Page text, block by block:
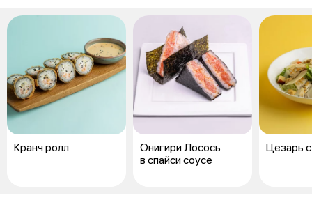
Кранч ролл
Онигири Лосось
в спайси соусе
Цезарь